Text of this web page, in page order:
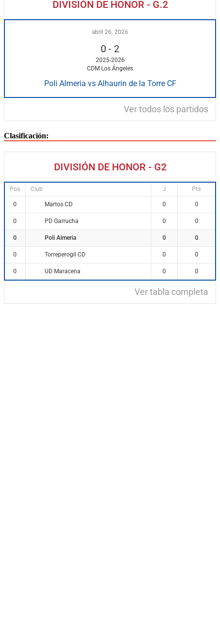
DIVISIÓN DE HONOR - G.2
abril 26, 2026
0 - 2
2025-2026
CDM Los Ángeles
Poli Almeria vs Alhaurin de la Torre CF
Ver todos los partidos
Clasificación:
DIVISIÓN DE HONOR - G2
Pos Club J Pts
0 Martos CD 0 0
0 PD Garrucha 0 0
0 Poli Almeria 0 0
0 Torreperogil CD 0 0
0 UD Maracena 0 0
Ver tabla completa